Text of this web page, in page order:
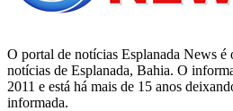
O portal de notícias Esplanada News
notícias de Esplanada, Bahia. O
2011 e está há mais de 15 anos
informada.